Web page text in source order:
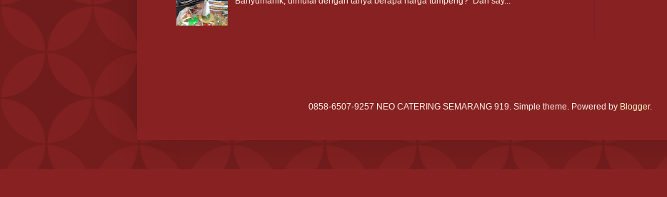
0858-6507-9257 NEO CATERING SEMARANG 919. Simple theme. Powered by Blogger.